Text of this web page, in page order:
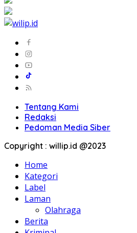
Tentang Kami
Redaksi
Pedoman Media Siber
Copyright : willip.id @2023
Home
Kategori
Label
Laman
Olahraga
Berita